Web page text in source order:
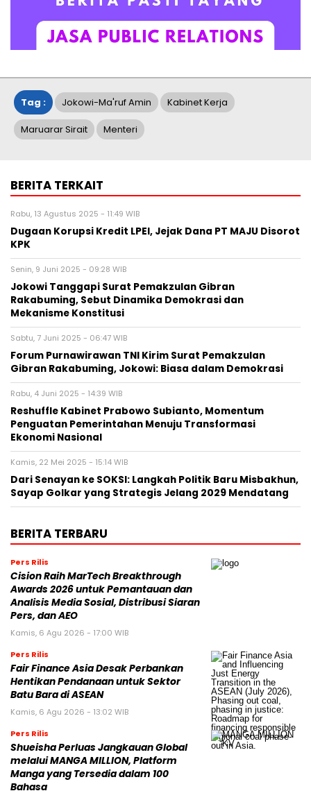
Tag : Jokowi-Ma'ruf Amin Kabinet Kerja
Maruarar Sirait Menteri
BERITA TERKAIT
Rabu, 13 Agustus 2025 - 11:49 WIB
Dugaan Korupsi Kredit LPEI, Jejak Dana PT MAJU Disorot
KPK
Senin, 9 Juni 2025 - 09:28 WIB
Jokowi Tanggapi Surat Pemakzulan Gibran
Rakabuming, Sebut Dinamika Demokrasi dan
Mekanisme Konstitusi
Sabtu, 7 Juni 2025 - 06:47 WIB
Forum Purnawirawan TNI Kirim Surat Pemakzulan
Gibran Rakabuming, Jokowi: Biasa dalam Demokrasi
Rabu, 4 Juni 2025 - 14:39 WIB
Reshuffle Kabinet Prabowo Subianto, Momentum
Penguatan Pemerintahan Menuju Transformasi
Ekonomi Nasional
Kamis, 22 Mei 2025 - 15:14 WIB
Dari Senayan ke SOKSI: Langkah Politik Baru Misbakhun,
Sayap Golkar yang Strategis Jelang 2029 Mendatang
BERITA TERBARU
Pers Rilis
Cision Raih MarTech Breakthrough
Awards 2026 untuk Pemantauan dan
Analisis Media Sosial, Distribusi Siaran
Pers, dan AEO
Kamis, 6 Agu 2026 - 17:00 WIB
Pers Rilis
Fair Finance Asia Desak Perbankan
Hentikan Pendanaan untuk Sektor
Batu Bara di ASEAN
Kamis, 6 Agu 2026 - 13:02 WIB
Pers Rilis
Shueisha Perluas Jangkauan Global
melalui MANGA MILLION, Platform
Manga yang Tersedia dalam 100
Bahasa